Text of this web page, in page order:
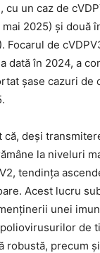
cu un caz de
2025) și două
Focarul de
dată în 2024, a
șase cazuri de
deși
la niveluri
tendința
Acest lucru
unei
de
robustă, precum